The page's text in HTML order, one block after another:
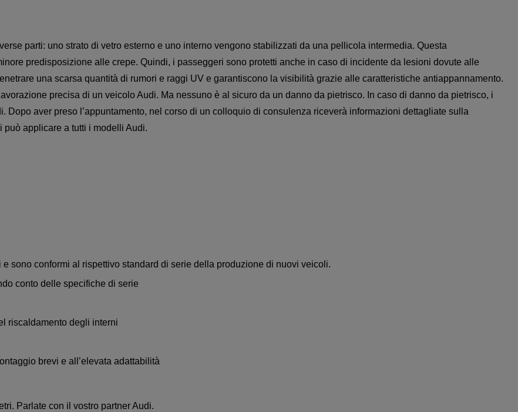
parti: uno strato di vetro esterno e uno interno vengono stabilizzati da una pellicola intermedia. Questa
predisposizione alle crepe. Quindi, i passeggeri sono protetti anche in caso di incidente da lesioni dovute alle
una scarsa quantità di rumori e raggi UV e garantiscono la visibilità grazie alle caratteristiche antiappannamento.
precisa di un veicolo Audi. Ma nessuno è al sicuro da un danno da pietrisco. In caso di danno da pietrisco, i
aver preso l’appuntamento, nel corso di un colloquio di consulenza riceverà informazioni dettagliate sulla
applicare a tutti i modelli Audi.
sono conformi al rispettivo standard di serie della produzione di nuovi veicoli.
conto delle specifiche di serie
riscaldamento degli interni
brevi e all’elevata adattabilità
Parlate con il vostro partner Audi.